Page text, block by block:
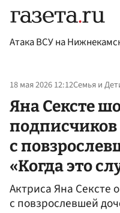
Атака ВСУ на
18 мая 2026 12:12Семья и
Яна Сексте
с
«Когда это
Актриса Яна Сексте
с повзрослевшей